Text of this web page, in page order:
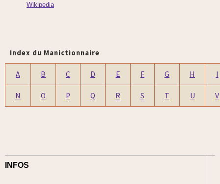
Wikipedia
Index du Manictionnaire
A B C D E F G H I
N O P Q R S T U V
INFOS